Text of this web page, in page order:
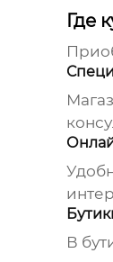
Где
В